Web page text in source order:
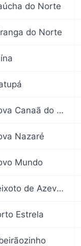
do Norte
do Norte
Nova Canaã do Norte
Nazaré
Mundo
Peixoto de Azevedo
Estrela